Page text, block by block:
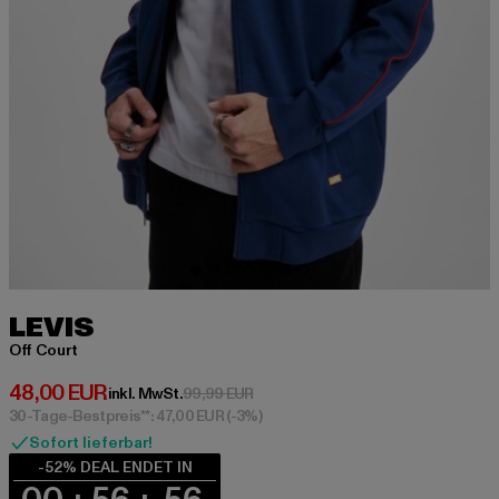
LEVIS
Off Court
48,00 EUR
Derzeitiger Preis: 48,00 EUR
inkl. MwSt.99,99 EURAktionspreis: 99,99 EUR
30-Tage-Bestpreis**: 47,00 EUR(-3%)
Sofort lieferbar!
-52% DEAL ENDET IN